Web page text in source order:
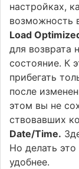
настройках,
возможность
Load
для возврата
состояние. К
прибегать
после
этом вы не
ствовавших
Date/Time.
Но делать
удобнее.